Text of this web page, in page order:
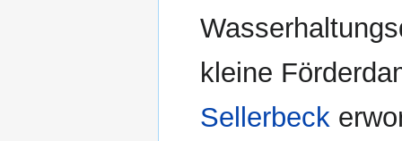
kleine
Sellerbeck